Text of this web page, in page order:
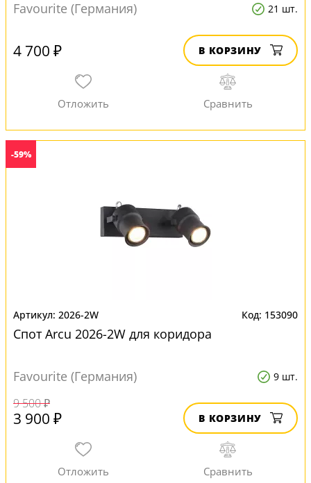
Favourite (Германия) 21 шт.
4 700 ₽ В КОРЗИНУ
-59%
2026-2W 153090
Спот Arcu 2026-2W для коридора
Favourite (Германия) 9 шт.
9 500 ₽
3 900 ₽ В КОРЗИНУ